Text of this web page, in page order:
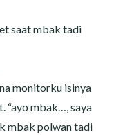
saat mbak tadi
monitorku isinya
“ayo mbak…, saya
mbak polwan tadi